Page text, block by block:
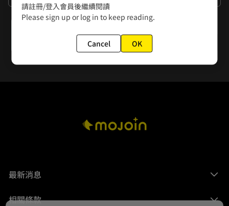
下一話
寒冬的解方
最新消息
相關條款
請註冊/登入會員後繼續閱讀
Please sign up or log in to keep reading.
Cancel OK